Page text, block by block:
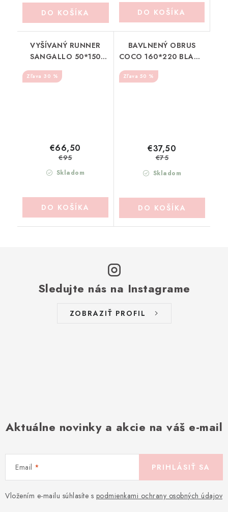
DO KOŠÍKA DO KOŠÍKA
VYŠÍVANÝ RUNNER
SANGALLO 50*150
BLANC MARICLO
(A40075)
30 %
Skladom
€66,50
€95
DO KOŠÍKA
BAVLNENÝ OBRUS
COCO 160*220 BLANC
MARICLO (A39829)
50 %
Skladom
€37,50
€75
DO KOŠÍKA
Sledujte nás na Instagrame
ZOBRAZIŤ PROFIL
Aktuálne novinky a akcie na váš e-mail
Email
Vložením e-mailu súhlasíte s podmienkami ochrany osobných údajov
PRIHLÁSIŤ SA